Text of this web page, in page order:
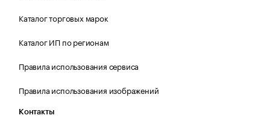
Каталог торговых марок
Каталог ИП по регионам
Правила использования сервиса
Правила использования изображений
Контакты